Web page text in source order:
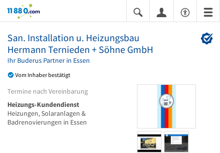
11880.com
San. Installation u. Heizungsbau
Hermann Ternieden + Söhne GmbH
Ihr Buderus Partner in Essen
Vom Inhaber bestätigt
Termine nach Vereinbarung
Heizungs-Kundendienst
Heizungen, Solaranlagen &
Badrenovierungen in Essen